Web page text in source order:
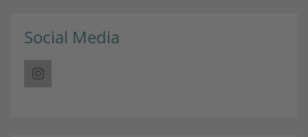
Social Media